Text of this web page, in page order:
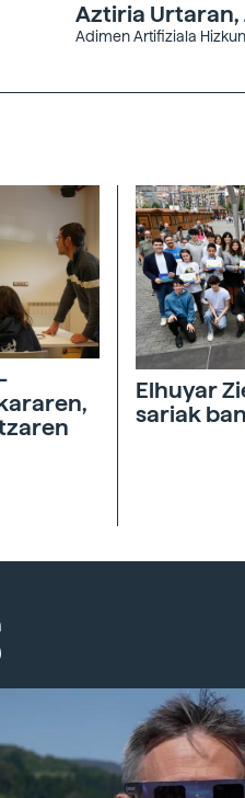
Aztiria Urtaran,
Adimen Artifiziala
Elhuyar
sariak